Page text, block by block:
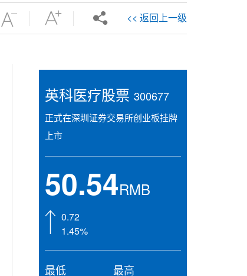
<< 返回上一级
英科医疗股票300677
正式在深圳证券交易所创业板挂牌
上市
50.54RMB
0.72
1.45%
最低
最高